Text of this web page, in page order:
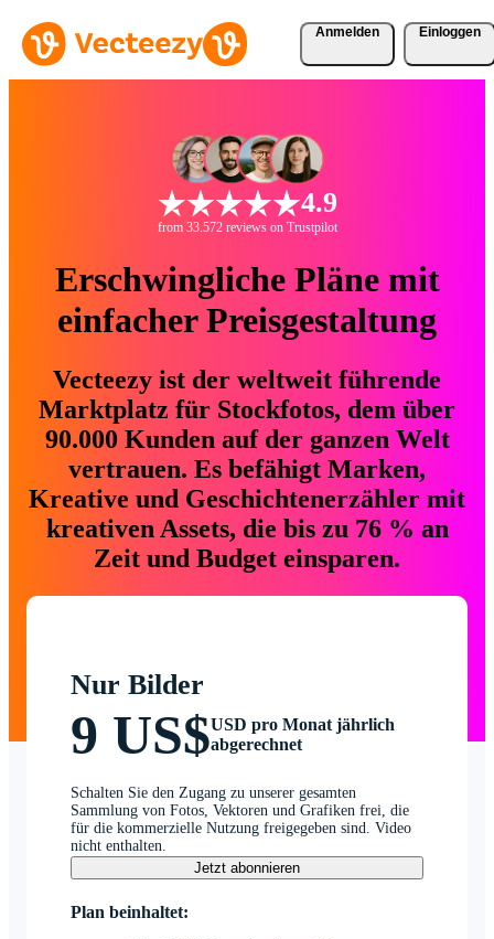
Anmelden Einloggen
4.9
from 33.572 reviews on Trustpilot
Erschwingliche Pläne mit
einfacher Preisgestaltung
Vecteezy ist der weltweit führende
Marktplatz für Stockfotos, dem über
90.000 Kunden auf der ganzen Welt
vertrauen. Es befähigt Marken,
Kreative und Geschichtenerzähler mit
kreativen Assets, die bis zu 76 % an
Zeit und Budget einsparen.
Nur Bilder
9 US$USD pro Monat jährlich
abgerechnet
Schalten Sie den Zugang zu unserer gesamten
Sammlung von Fotos, Vektoren und Grafiken frei, die
für die kommerzielle Nutzung freigegeben sind. Video
nicht enthalten.
Jetzt abonnieren
Plan beinhaltet: